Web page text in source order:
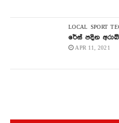
LOCAL SPORT
රේස් පදින
APR 11, 2021